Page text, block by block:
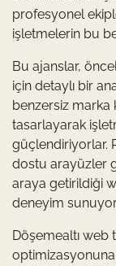
profesyonel
işletmelerin bu
Bu ajanslar,
için detaylı bir
benzersiz
tasarlayarak
güçlendiriyorlar.
dostu arayüzler
araya getirildiği
deneyim
Döşemealtı web